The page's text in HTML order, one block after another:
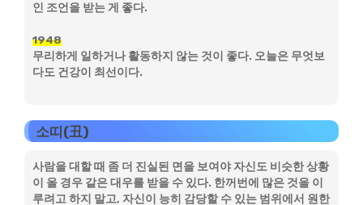
인 조언을 받는 게 좋다.
1948
무리하게 일하거나 활동하지 않는 것이 좋다. 오늘은 무엇보
다도 건강이 최선이다.
소띠(丑)
사람을 대할 때 좀 더 진실된 면을 보여야 자신도 비슷한 상황
이 올 경우 같은 대우를 받을 수 있다. 한꺼번에 많은 것을 이
루려고 하지 말고, 자신이 능히 감당할 수 있는 범위에서 원한